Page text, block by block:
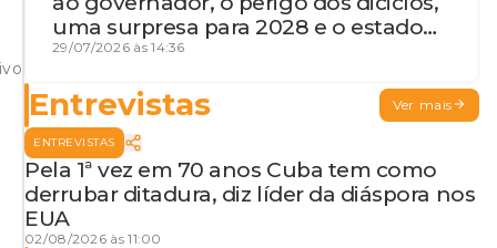
uma surpresa para 2028 e o estado
de terceira guerra mundial
29/07/2026 às 14:36
Entrevistas Ver mais
ENTREVISTAS
Pela 1ª vez em 70 anos Cuba tem como
derrubar ditadura, diz líder da diáspora nos
EUA
02/08/2026 às 11:00